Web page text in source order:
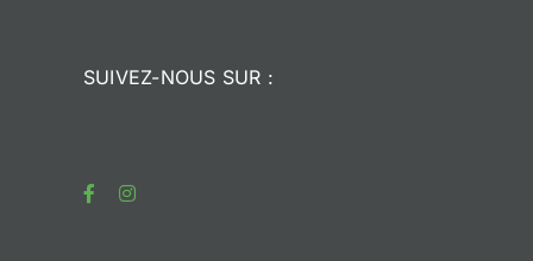
SUIVEZ-NOUS SUR :